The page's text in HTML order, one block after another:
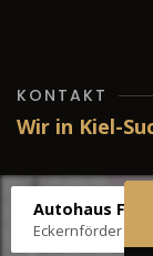
KONTAKT
Wir in Kiel-
Autohaus
Eckernförder Str.